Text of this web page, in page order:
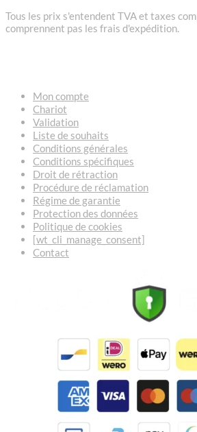
Tous les prix s'entendent TVA et taxes
comprennent pas les frais d'expédition.
Mon compte
Chariot
Validation
Liste de souhaits
Conditions générales
Conditions spécifiques
Droit de rétraction
Procédure de réclamation
Régime de garantie
Protection des données
Politique de cookies
[wt_cli_manage_consent]
Contact